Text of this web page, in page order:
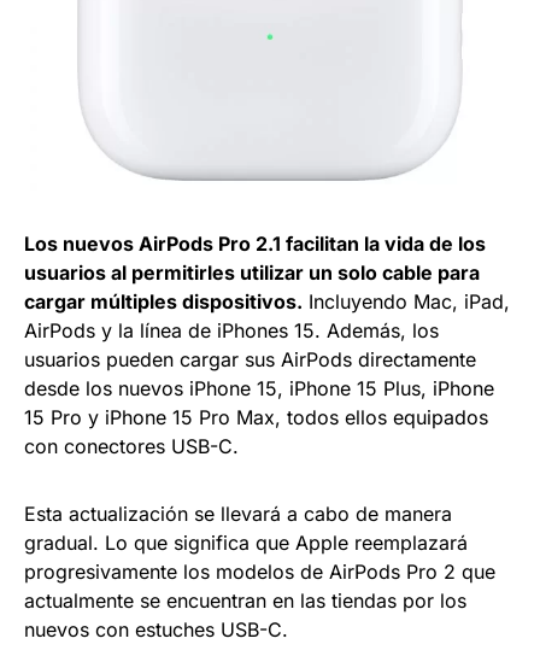
Los nuevos AirPods Pro 2.1 facilitan la vida de los
usuarios al permitirles utilizar un solo cable para
cargar múltiples dispositivos. Incluyendo Mac, iPad,
AirPods y la línea de iPhones 15. Además, los
usuarios pueden cargar sus AirPods directamente
desde los nuevos iPhone 15, iPhone 15 Plus, iPhone
15 Pro y iPhone 15 Pro Max, todos ellos equipados
con conectores USB-C.
Esta actualización se llevará a cabo de manera
gradual. Lo que significa que Apple reemplazará
progresivamente los modelos de AirPods Pro 2 que
actualmente se encuentran en las tiendas por los
nuevos con estuches USB-C.